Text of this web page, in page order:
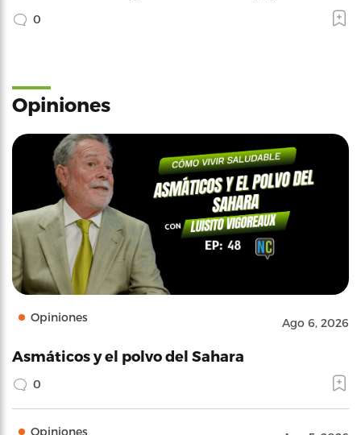
0
Opiniones
Opiniones Ago 6, 2026
Asmáticos y el polvo del Sahara
0
Opiniones